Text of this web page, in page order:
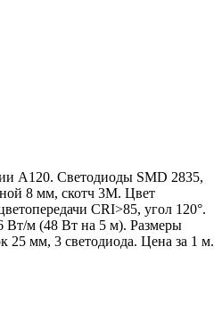
A120. Светодиоды SMD 2835,
8 мм, скотч 3M. Цвет
CRI>85, угол 120°.
Вт/м (48 Вт на 5 м). Размеры
25 мм, 3 светодиода. Цена за 1 м.